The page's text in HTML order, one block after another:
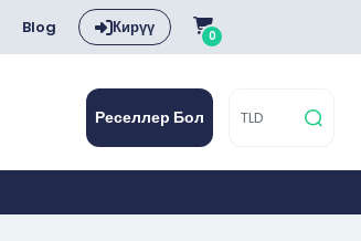
Blog Кирүү 0
Реселлер Бол